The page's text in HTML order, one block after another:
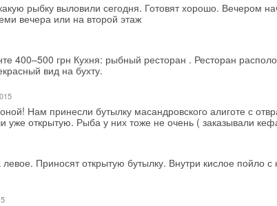
рыбку выловили сегодня. Готовят хорошо. Вечером
вечера или на второй этаж
400–500 грн Кухня: рыбный ресторан . Ресторан
вид на бухту.
Нам принесли бутылку масандровского алиготе с
уже открытую. Рыба у них тоже не очень ( заказывали
Приносят открытую бутылку. Внутри кислое пойло